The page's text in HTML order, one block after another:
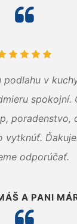
podlahu v
spokojní.
poradenstvo,
vytknúť.
odporúčať.
A PANI